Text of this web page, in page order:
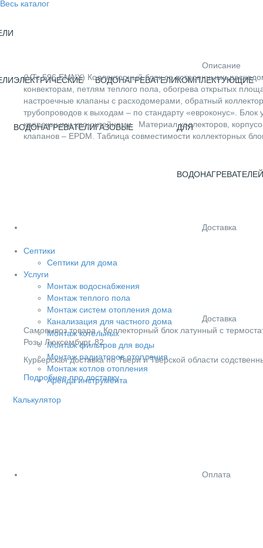
Весь каталог
ЭЛЕКТРИЧЕСКИЕ
ВОДОНАГРЕВАТЕЛИ
ВОДОНАГРЕВАТЕЛИ
ГАЗОВЫЕ
КОМПЛЕКТУЮЩИЕ
ДЛЯ
ВОДОНАГРЕВАТЕЛЕЙ
Септики
Септики для дома
Услуги
Монтаж водоснабжения
Монтаж теплого пола
Монтаж систем отопления дома
Канализация для частного дома
Монтаж котельных
Монтаж фильтров для воды
Монтаж радиаторов отопления
Монтаж котлов отопления
Аренда инструмента
Калькулятор
Описание
(VTc.596.EMNX) Коллекторный блок со встроенными
конвекторам, петлям теплого пола, обогрева открытых
настроечные клапаны с расходомерами, обратный
трубопроводов к выходам – по стандарту «евроконус».
крепежными кронштейнами. Материал коллекторов,
клапанов – EPDM. Таблица совместимости коллекторных
Доставка
Доставка
Cамовывоз товара - Коллекторный блок латунный с
Розы Люксембург, 82
Курьерская доставка по Твери и Тверской области
Подробнее про доставку
Оплата